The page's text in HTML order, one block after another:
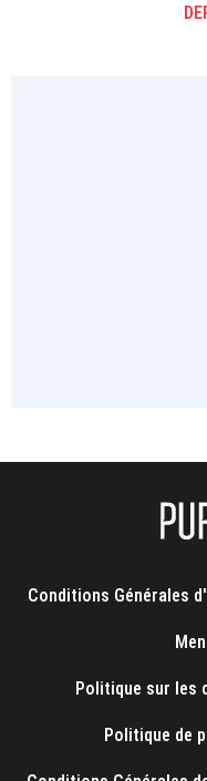
Conditions Générales
Politique sur les
Politique de